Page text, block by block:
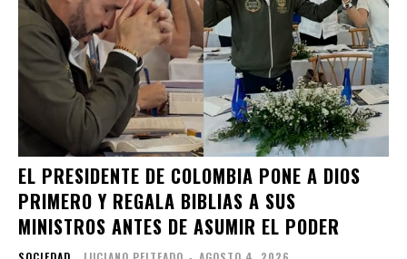
EL PRESIDENTE DE COLOMBIA PONE A DIOS
PRIMERO Y REGALA BIBLIAS A SUS
MINISTROS ANTES DE ASUMIR EL PODER